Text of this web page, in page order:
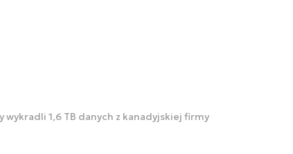
wykradli 1,6 TB danych z kanadyjskiej firmy